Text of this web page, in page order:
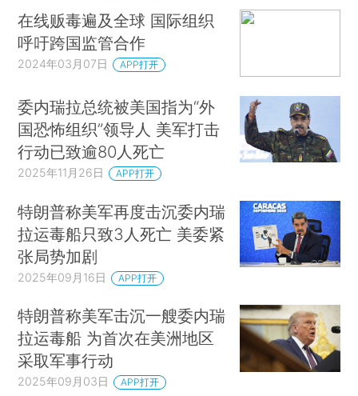
在线贩毒遍及全球 国际组织
呼吁跨国监管合作
2024年03月07日 APP打开
委内瑞拉总统被美国指为“外
国恐怖组织”领导人 美军打击
行动已致逾80人死亡
2025年11月26日 APP打开
特朗普称美军再度击沉委内瑞
拉运毒船只致3人死亡 美委紧
张局势加剧
2025年09月16日 APP打开
特朗普称美军击沉一艘委内瑞
拉运毒船 为首次在美洲地区
采取军事行动
2025年09月03日 APP打开